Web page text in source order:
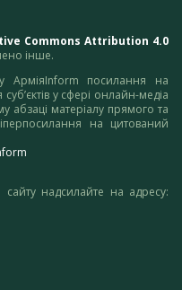
Commons Attribution 4.0
інше.
АрміяInform посилання на
у сфері онлайн-медіа
абзаці матеріалу прямого та
на цитований
надсилайте на адресу: